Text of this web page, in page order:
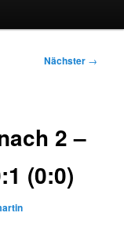
Nächster →
2 –
(0:0)